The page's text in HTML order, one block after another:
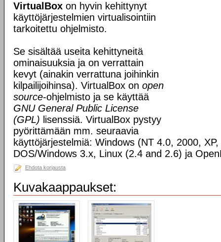
VirtualBox on hyvin kehittynyt
käyttöjärjestelmien virtualisointiin
tarkoitettu ohjelmisto.
Se sisältää useita kehittyneitä
ominaisuuksia ja on verrattain
kevyt (ainakin verrattuna joihinkin
kilpailijoihinsa). VirtualBox on open
source-ohjelmisto ja se käyttää
GNU General Public License
(GPL) lisenssiä. VirtualBox pystyy
pyörittämään mm. seuraavia
käyttöjärjestelmiä: Windows (NT 4.0, 2000,
DOS/Windows 3.x, Linux (2.4 and 2.6) ja
Ehdota korjausta
Kuvakaappaukset: